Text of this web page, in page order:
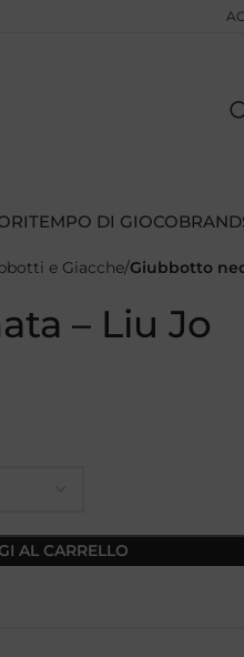
TEMPO DI GIOCO
e Giacche Giubbotto
– Liu Jo
AL CARRELLO